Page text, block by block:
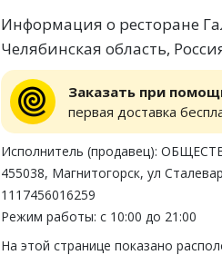
Информация о ресторане
Челябинская область,
Заказать при
первая доставка
Исполнитель (продавец):
455038, Магнитогорск, ул
1117456016259
Режим работы: с 10:00 до 21:00
На этой странице показано